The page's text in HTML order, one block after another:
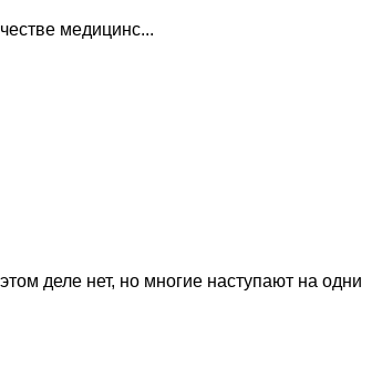
медицинс...
деле нет, но многие наступают на одни